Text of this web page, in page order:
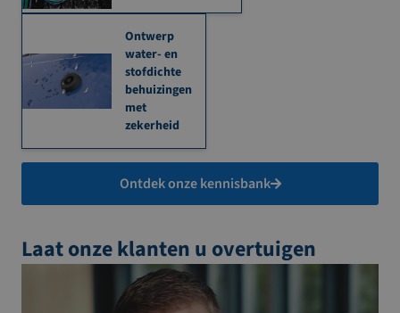
Ontwerp
water- en
stofdichte
behuizingen
met
zekerheid
Ontdek onze kennisbank
Laat onze klanten u overtuigen